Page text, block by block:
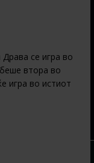
се игра во
втора во
игра во истиот